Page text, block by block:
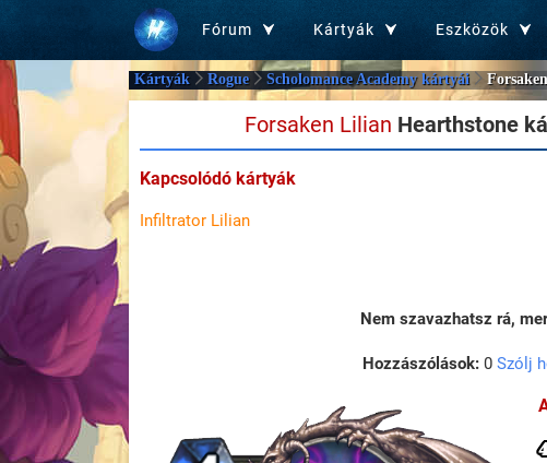
Fórum Kártyák Eszközök
Kártyák Rogue Scholomance Academy kártyái
Forsaken Lilian Hearthstone
Kapcsolódó kártyák
Infiltrator Lilian
Nem szavazhatsz rá,
Hozzászólások:0 Szólj